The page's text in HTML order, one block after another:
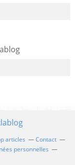
articles
Contact
personnelles